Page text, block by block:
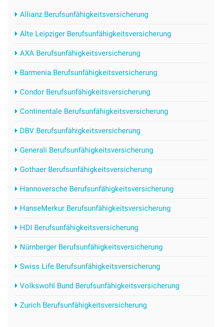
Allianz Berufsunfähigkeitsversicherung
Alte Leipziger Berufsunfähigkeitsversicherung
AXA Berufsunfähigkeitsversicherung
Barmenia Berufsunfähigkeitsversicherung
Condor Berufsunfähigkeitsversicherung
Continentale Berufsunfähigkeitsversicherung
DBV Berufsunfähigkeitsversicherung
Generali Berufsunfähigkeitsversicherung
Gothaer Berufsunfähigkeitsversicherung
Hannoversche Berufsunfähigkeitsversicherung
HanseMerkur Berufsunfähigkeitsversicherung
HDI Berufsunfähigkeitsversicherung
Nürnberger Berufsunfähigkeitsversicherung
Swiss Life Berufsunfähigkeitsversicherung
Volkswohl Bund Berufsunfähigkeitsversicherung
Zurich Berufsunfähigkeitsversicherung